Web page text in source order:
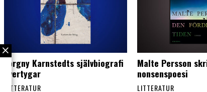
Torgny Karnstedts självbiografi
övertygar
LITTERATUR
Malte Persson
nonsenspoesi
LITTERATUR